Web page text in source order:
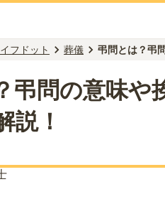
フドット 葬儀 弔問とは？弔
弔問の意味や
説！